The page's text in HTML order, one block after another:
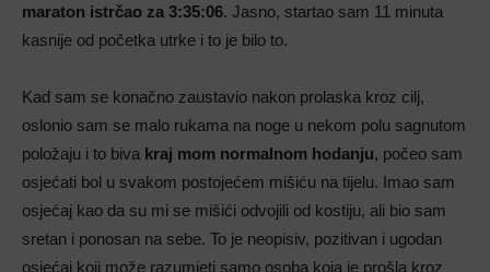
maraton istrčao za 3:35:06. Jasno, startao sam 11 minuta
kasnije od početka utrke i to je bilo to.
Kad sam se konačno zaustavio nakon prolaska kroz cilj,
oslonio sam se malo rukama na noge u nekom polu sagnutom
položaju i to biva kraj mom normalnom hodanju, počeo sam
osjećati bol u svakom postojećem mišiću na tijelu. Imao sam
osjećaj kao da su mi se mišići odvojili od kostiju, ali bio sam
sretan i ponosan na sebe. To je neopisiv, pozitivan i ugodan
osjećaj koji može razumjeti samo osoba koja je prošla kroz